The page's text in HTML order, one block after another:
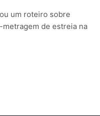
um roteiro sobre
de estreia na